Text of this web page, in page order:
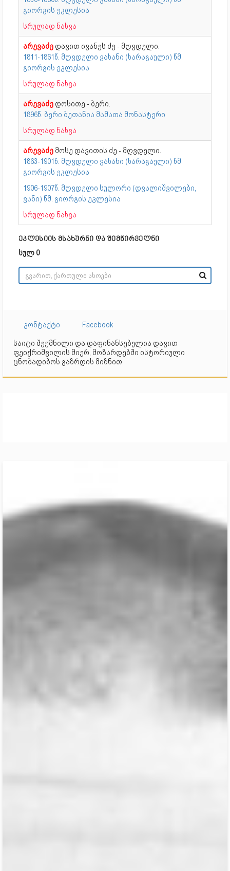
გიორგის ეკლესია
სრულად ნახვა
არევაძე დავით ივანეს ძე - მღვდელი.
1811-1861წ. მღვდელი ვახანი (ხარაგაული) წმ.
გიორგის ეკლესია
სრულად ნახვა
არევაძე დოსითე - ბერი.
1896წ. ბერი ბეთანია მამათა მონასტერი
სრულად ნახვა
არევაძე მოსე დავითის ძე - მღვდელი.
1863-1901წ. მღვდელი ვახანი (ხარაგაული) წმ.
გიორგის ეკლესია
1906-1907წ. მღვდელი სულორი (დვალიშვილები,
ვანი) წმ. გიორგის ეკლესია
სრულად ნახვა
ეკლესიის მსახურნი და შემწირველნი
სულ 0
კონტაქტი
Facebook
საიტი შექმნილი და დაფინანსებულია დავით
ფეიქრიშვილის მიერ, მოზარდებში ისტორიული
ცნობადიბოს გაზრდის მიზნით.